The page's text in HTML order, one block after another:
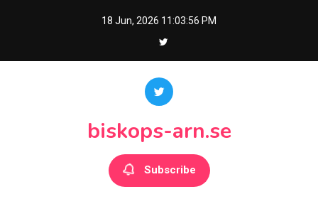
18 Jun, 2026 11:03:57 PM
biskops-arn.se
Subscribe